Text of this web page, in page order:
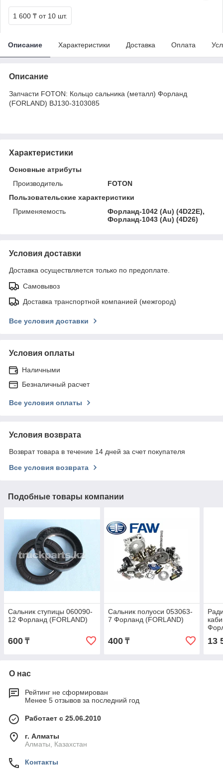
1 600 ₸ от 10 шт.
Описание Характеристики Доставка Оплата
Описание
Запчасти FOTON: Кольцо сальника (металл) Форланд
(FORLAND) BJ130-3103085
Характеристики
Основные атрибуты
Производитель
FOTON
Пользовательские характеристики
Применяемость
Форланд-1042 (Au) (4D22E),
Форланд-1043 (Au) (4D26)
Условия доставки
Доставка осуществляется только по предоплате.
Самовывоз
Доставка транспортной компанией (межгород)
Все условия доставки
Условия оплаты
Наличными
Безналичный расчет
Все условия оплаты
Условия возврата
Возврат товара в течение 14 дней за счет покупателя
Все условия возврата
Подобные товары компании
Сальник ступицы 060090-
12 Форланд (FORLAND)
600 ₸
Сальник полуоси 053063-
7 Форланд (FORLAND)
400₸ 13
О нас
Рейтинг не сформирован
Менее 5 отзывов за последний год
Работает с 25.06.2010
г. Алматы
Алматы, Казахстан
Контакты